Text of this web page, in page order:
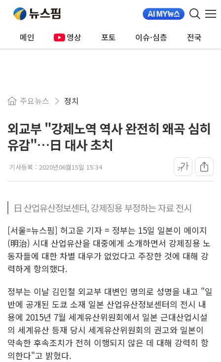
메인 영상 포토 이슈·심층 전국
주요뉴스 정치
외교부 "강제노역 역사 완전히 왜곡 심히
유감"…日 대사 초치
기사등록 : 2020년06월15일 15:34 가가
日 산업유산정보센터, 강제징용 부정하는 자료 전시
[서울=뉴스핌] 허고운 기자 = 정부는 15일 일본이 메이지
(明治) 시대 산업유산을 대중에게 소개하면서 강제징용 노
동자들에 대한 차별 대우가 없었다고 주장한 것에 대해 강
력하게 항의했다.
정부는 이날 김인철 외교부 대변인 명의로 성명을 내고 "일
반에 공개된 도쿄 소재 일본 산업유산정보센터의 전시 내
용에 2015년 7월 세계유산위원회에서 일본 근대산업시설
의 세계유산 등재 당시 세계유산위원회의 권고와 일본이
약속한 후속조치가 전혀 이행되지 않은 데 대해 강력히 항
의한다"고 밝혔다.